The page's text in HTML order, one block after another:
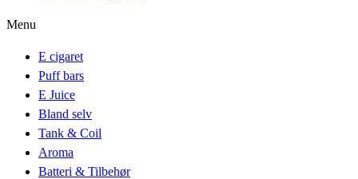
Menu
E cigaret
Puff bars
E Juice
Bland selv
Tank & Coil
Aroma
Batteri & Tilbehør